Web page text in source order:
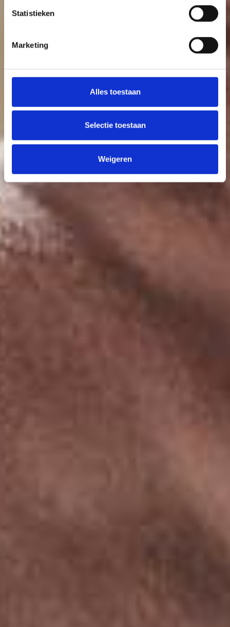
Statistieken
Marketing
Alles toestaan
Selectie toestaan
Weigeren